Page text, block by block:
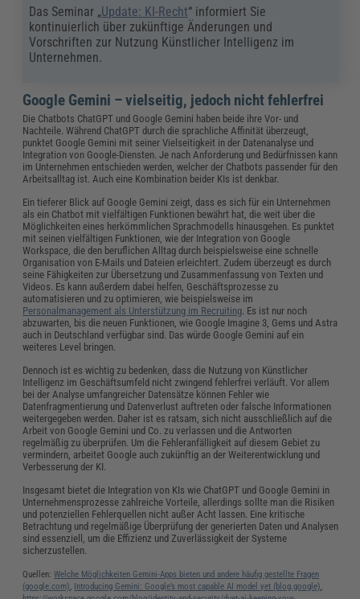
Das Seminar „Update: KI-Recht“ informiert Sie
kontinuierlich über zukünftige Änderungen und
Vorschriften zur Nutzung Künstlicher Intelligenz im
Unternehmen.
Google Gemini – vielseitig, jedoch nicht fehlerfrei
Die Chatbots ChatGPT und Google Gemini haben beide ihre Vor- und
Nachteile. Während ChatGPT durch die sprachliche Affinität überzeugt,
punktet Google Gemini mit seiner Vielseitigkeit in der Datenanalyse und
Integration von Google-Diensten. Je nach Anforderung und Bedürfnissen kann
im Unternehmen entschieden werden, welcher der Chatbots passender für den
Arbeitsalltag ist. Auch eine Kombination beider KIs ist denkbar.
Ein tieferer Blick auf Google Gemini zeigt, dass es sich für ein Unternehmen
als ein Chatbot mit vielfältigen Funktionen bewährt hat, die weit über die
Möglichkeiten eines herkömmlichen Sprachmodells hinausgehen. Es punktet
mit seinen vielfältigen Funktionen, wie der Integration von Google
Workspace, die den beruflichen Alltag durch beispielsweise eine schnelle
Organisation von E-Mails und Dateien erleichtert. Zudem überzeugt es durch
seine Fähigkeiten zur Übersetzung und Zusammenfassung von Texten und
Videos. Es kann außerdem dabei helfen, Geschäftsprozesse zu
automatisieren und zu optimieren, wie beispielsweise im
Personalmanagement als Unterstützung im Recruiting. Es ist nur noch
abzuwarten, bis die neuen Funktionen, wie Google Imagine 3, Gems und Astra
auch in Deutschland verfügbar sind. Das würde Google Gemini auf ein
weiteres Level bringen.
Dennoch ist es wichtig zu bedenken, dass die Nutzung von Künstlicher
Intelligenz im Geschäftsumfeld nicht zwingend fehlerfrei verläuft. Vor allem
bei der Analyse umfangreicher Datensätze können Fehler wie
Datenfragmentierung und Datenverlust auftreten oder falsche Informationen
weitergegeben werden. Daher ist es ratsam, sich nicht ausschließlich auf die
Arbeit von Google Gemini und Co. zu verlassen und die Antworten
regelmäßig zu überprüfen. Um die Fehleranfälligkeit auf diesem Gebiet zu
vermindern, arbeitet Google auch zukünftig an der Weiterentwicklung und
Verbesserung der KI.
Insgesamt bietet die Integration von KIs wie ChatGPT und Google Gemini in
Unternehmensprozesse zahlreiche Vorteile, allerdings sollte man die Risiken
und potenziellen Fehlerquellen nicht außer Acht lassen. Eine kritische
Betrachtung und regelmäßige Überprüfung der generierten Daten und Analysen
sind essenziell, um die Effizienz und Zuverlässigkeit der Systeme
sicherzustellen.
Quellen:Welche Möglichkeiten Gemini-Apps bieten und andere häufig gestellte Fragen
(google.com), Introducing Gemini: Google’s most capable AI model yet (blog.google),